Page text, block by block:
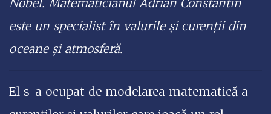
Nobel. Matematicianul Adrian Constantin
este un specialist în valurile şi curenţii din
oceane şi atmosferă.
El s-a ocupat de modelarea matematică a